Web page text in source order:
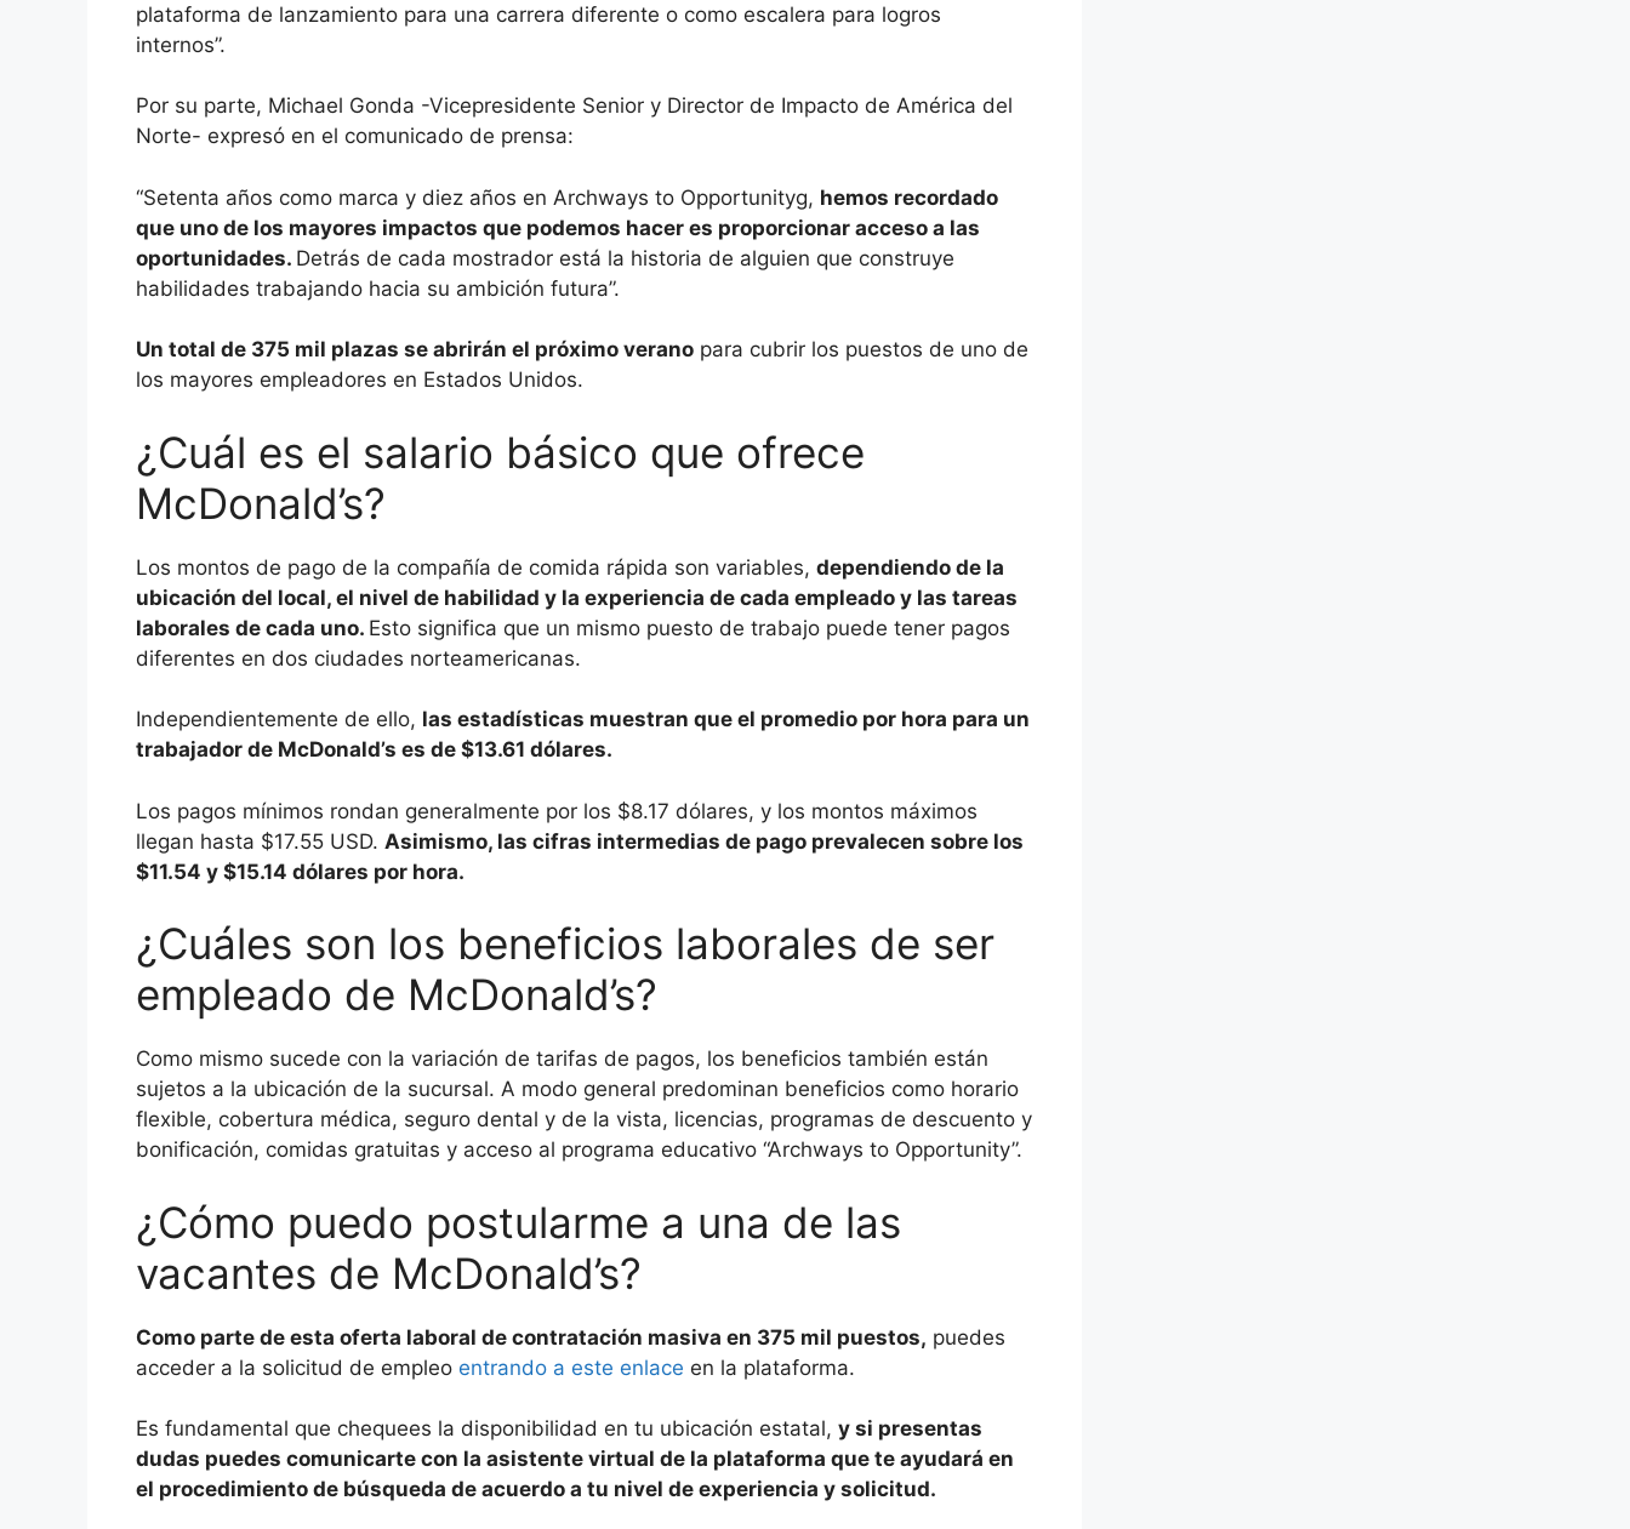
plataforma de lanzamiento para una carrera diferente o como escalera para logros
internos”.
Por su parte, Michael Gonda -Vicepresidente Senior y Director de Impacto de América del
Norte- expresó en el comunicado de prensa:
“Setenta años como marca y diez años en Archways to Opportunityg, hemos recordado
que uno de los mayores impactos que podemos hacer es proporcionar acceso a las
oportunidades. Detrás de cada mostrador está la historia de alguien que construye
habilidades trabajando hacia su ambición futura”.
Un total de 375 mil plazas se abrirán el próximo verano para cubrir los puestos de uno de
los mayores empleadores en Estados Unidos.
¿Cuál es el salario básico que ofrece
McDonald’s?
Los montos de pago de la compañía de comida rápida son variables, dependiendo de la
ubicación del local, el nivel de habilidad y la experiencia de cada empleado y las tareas
laborales de cada uno. Esto significa que un mismo puesto de trabajo puede tener pagos
diferentes en dos ciudades norteamericanas.
Independientemente de ello, las estadísticas muestran que el promedio por hora para un
trabajador de McDonald’s es de $13.61 dólares.
Los pagos mínimos rondan generalmente por los $8.17 dólares, y los montos máximos
llegan hasta $17.55 USD. Asimismo, las cifras intermedias de pago prevalecen sobre los
$11.54 y $15.14 dólares por hora.
¿Cuáles son los beneficios laborales de ser
empleado de McDonald’s?
Como mismo sucede con la variación de tarifas de pagos, los beneficios también están
sujetos a la ubicación de la sucursal. A modo general predominan beneficios como horario
flexible, cobertura médica, seguro dental y de la vista, licencias, programas de descuento y
bonificación, comidas gratuitas y acceso al programa educativo “Archways to Opportunity”.
¿Cómo puedo postularme a una de las
vacantes de McDonald’s?
Como parte de esta oferta laboral de contratación masiva en 375 mil puestos, puedes
acceder a la solicitud de empleo entrando a este enlace en la plataforma.
Es fundamental que chequees la disponibilidad en tu ubicación estatal, y si presentas
dudas puedes comunicarte con la asistente virtual de la plataforma que te ayudará en
el procedimiento de búsqueda de acuerdo a tu nivel de experiencia y solicitud.